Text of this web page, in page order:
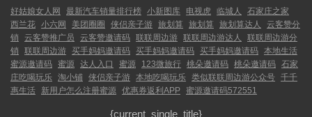
好姑娘女人网 最新汽车销量排行榜 小新图库 电视虎 临城人
石家庄之家
西兰花 小六网 美团圈圈 侠侣亲子游 旅划算 旅划算 旅划算达人
云客赞分
销
云客赞推广员 云客赞邀请码 联联周边游 联联周边游达人
联联周边游分
销
联联周边游 买手妈妈邀请码 买手妈妈邀请码 买手妈妈邀请码 本地生活
蜜源邀请码 蜜源 达人入口 蜜源 123微旅行 桃朵邀请码 桃朵邀请码 石家
庄吃喝玩乐 淘小铺 侠侣亲子游 本地吃喝玩乐 类似联联周边游公众号 千千
惠生活
新用户怎么注册蜜源 优惠券返利APP 蜜源邀请码572551
{current_single_title}